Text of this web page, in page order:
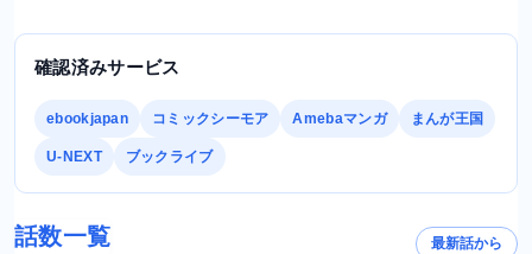
確認済みサービス
ebookjapan コミックシーモア Amebaマンガ まんが王国
U-NEXT ブックライブ
話数一覧 最新話から